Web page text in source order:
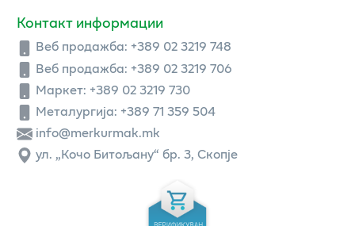
Контакт информации
Веб продажба: +389 02 3219 748
Веб продажба: +389 02 3219 706
Маркет: +389 02 3219 730
Металургија: +389 71 359 504
info@merkurmak.mk
ул. „Кочо Битољану“ бр. 3, Скопје